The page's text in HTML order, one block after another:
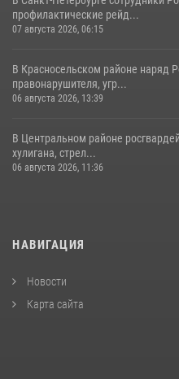
профилактические рейд...
07 августа 2026, 06:15
В Красносельском районе наряд
правонарушителя, угр...
06 августа 2026, 13:39
В Центральном районе
хулигана, стрел...
06 августа 2026, 11:36
НАВИГАЦИЯ
Новости
Карта сайта